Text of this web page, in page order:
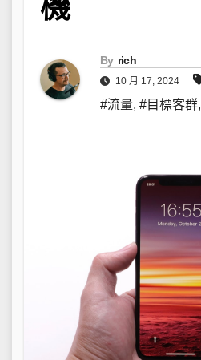
機
By rich
10 月 17, 2024
#流量, #目標客群,